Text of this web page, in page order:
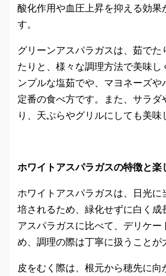
酸化作用や血圧上昇を抑える効果
す。
グリーンアスパラガスは、茹でた
たりと、様々な調理方法で美味し
ンプルな塩茹でや、マヨネーズ
定番の食べ方です。また、サラダ
り、天ぷらやグリルにしても美味
ホワイトアスパラガスの特徴と楽
ホワイトアスパラガスは、日光
培されるため、緑化せずに白く成
アスパラガスに比べて、デリケー
め、調理の際は丁寧に扱うことが
皮をむく際は、根元から穂先に向